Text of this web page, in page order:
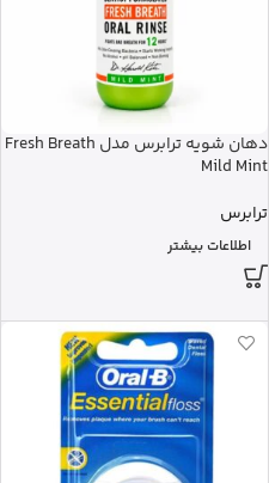
دهان شویه ترابرس مدل Fresh Breath
Mild Mint
ترابرس
اطلاعات بیشتر